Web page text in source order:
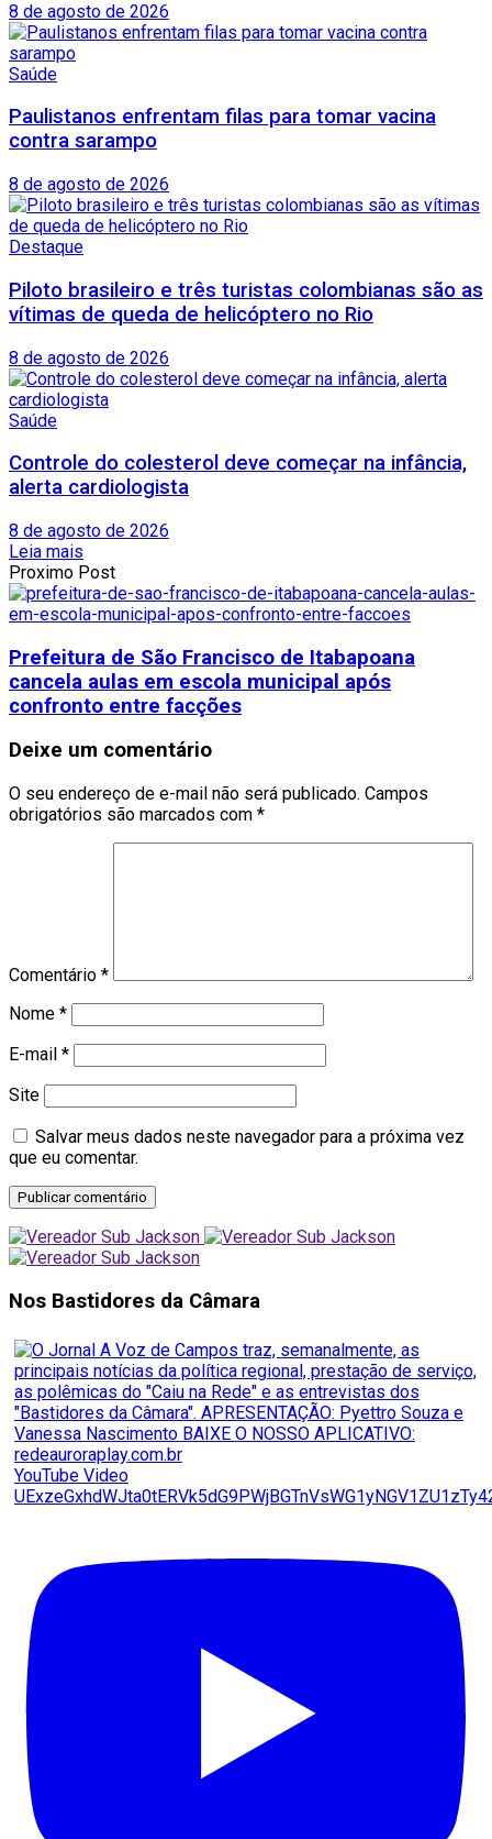
8 de agosto de 2026
Saúde
Paulistanos enfrentam filas para tomar vacina
contra sarampo
8 de agosto de 2026
Destaque
Piloto brasileiro e três turistas colombianas são as
vítimas de queda de helicóptero no Rio
8 de agosto de 2026
Saúde
Controle do colesterol deve começar na infância,
alerta cardiologista
8 de agosto de 2026
Leia mais
Proximo Post
Prefeitura de São Francisco de Itabapoana
cancela aulas em escola municipal após
confronto entre facções
Deixe um comentário
O seu endereço de e-mail não será publicado. Campos
obrigatórios são marcados com *
Comentário *
Nome *
E-mail *
Site
Salvar meus dados neste navegador para a próxima vez
que eu comentar.
Nos Bastidores da Câmara
YouTube Video